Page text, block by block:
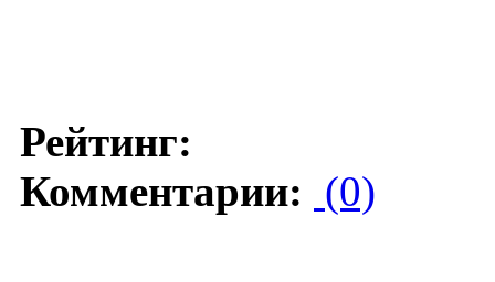
Рейтинг:
Комментарии: (0)